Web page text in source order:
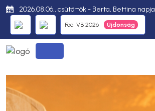
2026.08.06., csütörtök - Berta, Bettina napja
Foci VB 2026